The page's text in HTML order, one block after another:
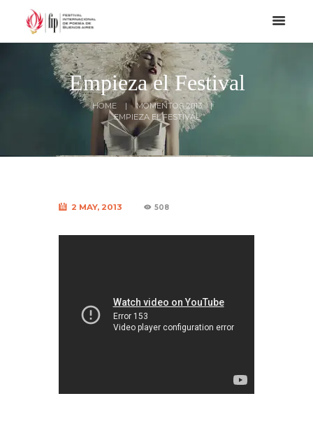
Empieza el Festival
HOME
MOMENTOS 2013
EMPIEZA EL FESTIVAL
2 MAY, 2013 508